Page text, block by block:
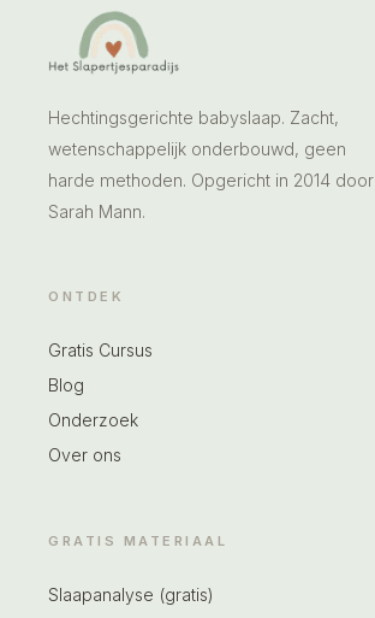
Hechtingsgerichte babyslaap. Zacht,
wetenschappelijk onderbouwd, geen
harde methoden. Opgericht in 2014 door
Sarah Mann.
ONTDEK
Gratis Cursus
Blog
Onderzoek
Over ons
GRATIS MATERIAAL
Slaapanalyse (gratis)